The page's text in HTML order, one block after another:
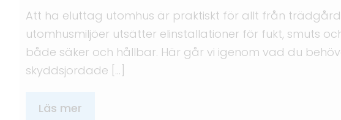
Att ha eluttag utomhus är praktiskt för allt från
utomhusmiljöer utsätter elinstallationer för fukt, smuts
både säker och hållbar. Här går vi igenom vad du
skyddsjordade […]
Läs mer